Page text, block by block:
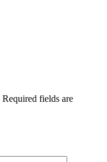
Required fields are